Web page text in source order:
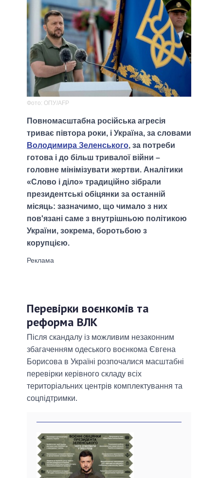
Фото: ОПУ/AFP
Повномасштабна російська агресія
триває півтора роки, і Україна, за словами
Володимира Зеленського, за потреби
готова і до більш тривалої війни –
головне мінімізувати жертви. Аналітики
«Слово і діло» традиційно зібрали
президентські обіцянки за останній
місяць: зазначимо, що чимало з них
пов'язані саме з внутрішньою політикою
України, зокрема, боротьбою з
корупцією.
Перевірки воєнкомів та
реформа ВЛК
Після скандалу із можливим незаконним
збагаченням одеського воєнкома Євгена
Борисова в Україні розпочалися масштабні
перевірки керівного складу всіх
територіальних центрів комплектування та
соцпідтримки.